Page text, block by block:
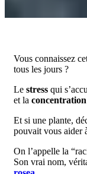
Vous connaissez
tous les jours ?
Le stress qui
et la concentration
Et si une plante,
pouvait vous aider
On l’appelle la
Son vrai nom,